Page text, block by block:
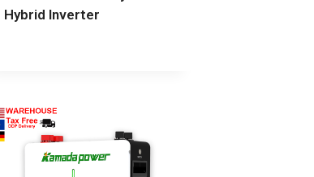
Hybrid Inverter